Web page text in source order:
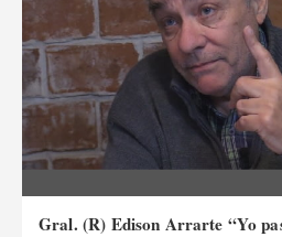
Gral. (R) Edison Arrarte “Yo